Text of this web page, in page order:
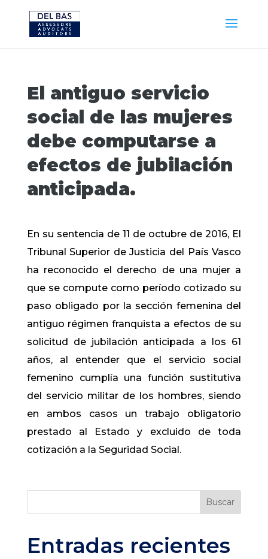
El antiguo servicio
social de las mujeres
debe computarse a
efectos de jubilación
anticipada.
En su sentencia de 11 de octubre de 2016, El
Tribunal Superior de Justicia del País Vasco
ha reconocido el derecho de una mujer a
que se compute como período cotizado su
paso obligado por la sección femenina del
antiguo régimen franquista a efectos de su
solicitud de jubilación anticipada a los 61
años, al entender que el servicio social
femenino cumplía una función sustitutiva
del servicio militar de los hombres, siendo
en ambos casos un trabajo obligatorio
prestado al Estado y excluido de toda
cotización a la Seguridad Social.
Buscar
Entradas recientes